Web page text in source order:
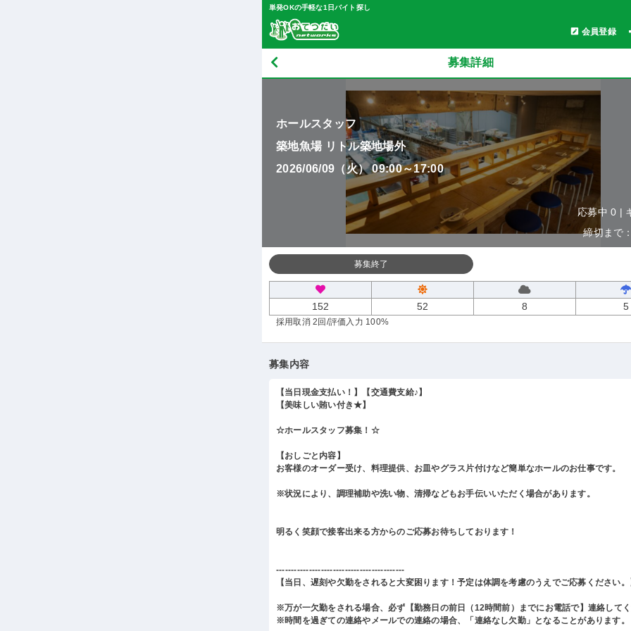
単発OKの手軽な1日バイト探し
会員登録
募集詳細
ホールスタッフ
築地魚場 リトル築地場外
2026/06/09（火） 09:00～17:00
応募中 0 |
締切まで
募集終了
152 52 8 5
採用取消 2回 /評価入力 100%
募集内容
【当日現金支払い！】【交通費支給♪】
【美味しい賄い付き★】
☆ホールスタッフ募集！☆
【おしごと内容】
お客様のオーダー受け、料理提供、お皿やグラス片付けなど簡単なホールのお仕事です。
※状況により、調理補助や洗い物、清掃などもお手伝いいただく場合があります。
明るく笑顔で接客出来る方からのご応募お待ちしております！
-------------------------------------------
【当日、遅刻や欠勤をされると大変困ります！予定は体調を考慮のうえでご応募ください。
※万が一欠勤をされる場合、必ず【勤務日の前日（12時間前）までにお電話で】連絡してく
※時間を過ぎての連絡やメールでの連絡の場合、「連絡なし欠勤」となることがあります。